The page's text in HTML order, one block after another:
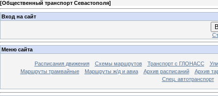
[Общественный транспорт Севастополя]
Вход на сайт
Меню сайта
Расписания движения Схемы маршрутов Транспорт с ГЛОНАСС
Маршруты трамвайные
Маршруты ж/д и авиа Архив расписаний
Архив
Спец. автотранспорт